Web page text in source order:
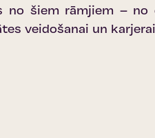
šiem rāmjiem –
veidošanai un